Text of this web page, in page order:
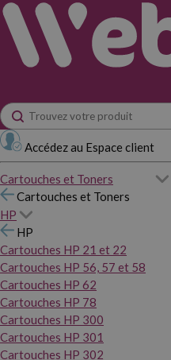
Accédez au Espace client
Cartouches et Toners
Cartouches et Toners
HP
HP
Cartouches HP 21 et 22
Cartouches HP 56, 57 et 58
Cartouches HP 62
Cartouches HP 78
Cartouches HP 300
Cartouches HP 301
Cartouches HP 302